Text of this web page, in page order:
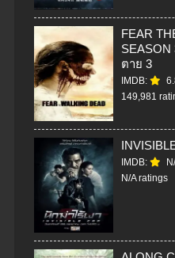
FEAR
ตาย 3
IMDB:
149,981
IMDB:
N/A ratings